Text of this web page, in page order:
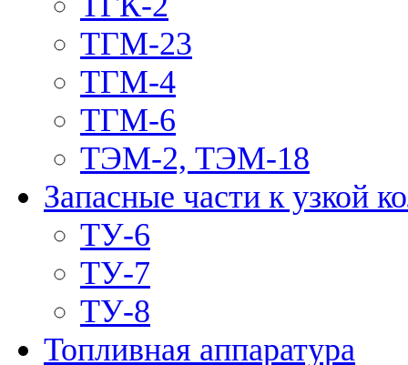
ТГМ-23
ТГМ-4
ТГМ-6
ТЭМ-2, ТЭМ-18
Запасные части к узкой
ТУ-6
ТУ-7
ТУ-8
Топливная аппаратура